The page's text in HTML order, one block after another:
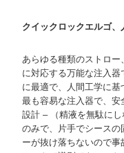
クイックロックエルゴ、
あらゆる種類のストロー
に対応する万能な注入
に最適で、人間工学に
最も容易な注入器で、
設計 – （精液を無駄に
のみで、片手でシースの
ーが抜け落ちないので